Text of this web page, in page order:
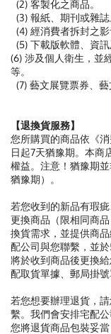
(2) 客製化之商品。
(3) 報紙、期刊或雜誌
(4) 經消費者拆封之影
(5) 下載版軟體、資訊
(6) 涉及個人衛生，並
等。
(7) 藝文展覽票券、藝
【退換貨服務】
您所購買的商品依《
日起7天猶豫期。本商
權益。注意！猶豫期
猶豫期）。
若您收到的新品有瑕
更換商品（限相同商
換貨需求，並提供商
配公司與您聯繫，並
將於收到商品後更換
配取貨單據、郵局掛號
若您想要辦理退貨，
繫。我們會安排宅配
您將退貨商品包裝妥